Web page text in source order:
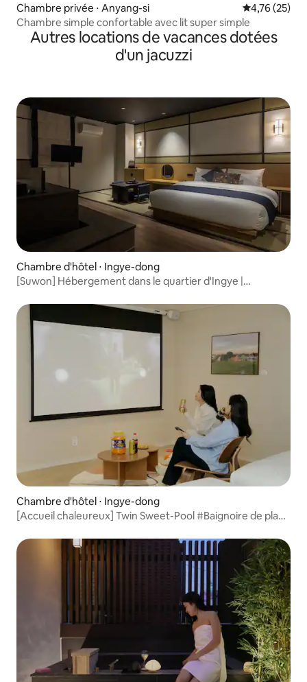
Chambre privée ⋅ Anyang-si Évaluation
4,76 (25)
Chambre simple confortable avec lit super simple
Autres locations de vacances dotées
d'un jacuzzi
Chambre d'hôtel ⋅ Ingye-dong
[Suwon] Hébergement dans le quartier d'Ingye |
haut de gamme | Cérémonie du thé
Chambre d'hôtel ⋅ Ingye-dong
[Accueil chaleureux] Twin Sweet-Pool #Baignoire de plage
#Hôtel de ville de Suwon à 8 minutes